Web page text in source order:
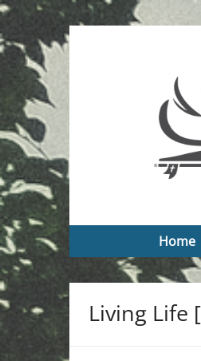
Skip
content
Home
Living Life
Post
navigation